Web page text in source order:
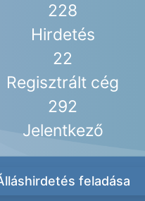
228
Hirdetés
22
Regisztrált cég
292
Jelentkező
feladása